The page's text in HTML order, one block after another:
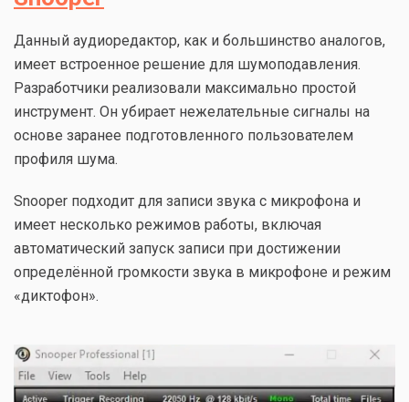
Данный аудиоредактор, как и большинство аналогов,
имеет встроенное решение для шумоподавления.
Разработчики реализовали максимально простой
инструмент. Он убирает нежелательные сигналы на
основе заранее подготовленного пользователем
профиля шума.
Snooper подходит для записи звука с микрофона и
имеет несколько режимов работы, включая
автоматический запуск записи при достижении
определённой громкости звука в микрофоне и режим
«диктофон».